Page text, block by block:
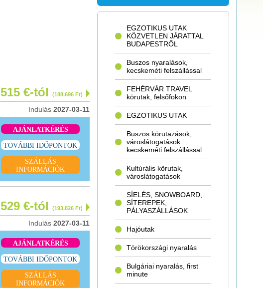
515 €-tól (188.696 Ft)
Indulás 2027-03-11
AJÁNLATKÉRÉS
TOVÁBBI IDŐPONTOK
SZÁLLÁS
INFORMÁCIÓK
529 €-tól (193.826 Ft)
Indulás 2027-03-11
AJÁNLATKÉRÉS
TOVÁBBI IDŐPONTOK
SZÁLLÁS
INFORMÁCIÓK
EGZOTIKUS UTAK
KÖZVETLEN JÁRATTAL
BUDAPESTRŐL
Buszos nyaralások,
kecskeméti felszállással
FEHÉRVÁR TRAVEL
körutak, felsőfokon
EGZOTIKUS UTAK
Buszos körutazások,
városlátogatások
kecskeméti felszállással
Kultúrális körutak,
városlátogatások
SÍELÉS, SNOWBOARD,
SÍTEREPEK,
PÁLYASZÁLLÁSOK
Hajóutak
Törökországi nyaralás
Bulgáriai nyaralás, first
minute